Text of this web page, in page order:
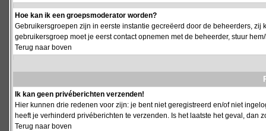
Hoe kan ik een groepsmoderator worden?
Gebruikersgroepen zijn in eerste instantie gecreëerd door de beheerders,
gebruikersgroep moet je eerst contact opnemen met de beheerder, stuur
Terug naar boven
Ik kan geen privéberichten verzenden!
Hier kunnen drie redenen voor zijn: je bent niet geregistreerd en/of niet
heeft je verhinderd privéberichten te verzenden. Is het laatste het geval, dan
Terug naar boven